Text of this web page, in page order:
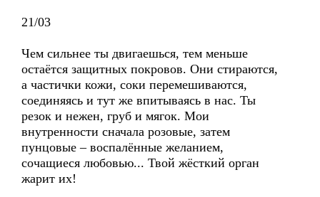
21/03
Чем сильнее ты двигаешься, тем меньше
остаётся защитных покровов. Они стираются,
а частички кожи, соки перемешиваются,
соединяясь и тут же впитываясь в нас. Ты
резок и нежен, груб и мягок. Мои
внутренности сначала розовые, затем
пунцовые – воспалённые желанием,
сочащиеся любовью... Твой жёсткий орган
жарит их!